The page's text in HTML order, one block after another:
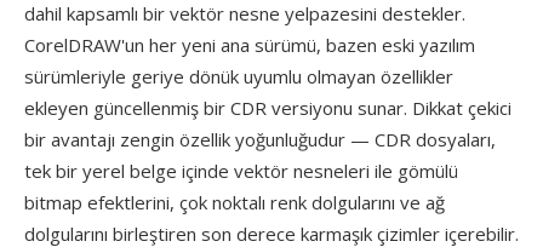
dahil kapsamlı bir vektör nesne yelpazesini destekler.
CorelDRAW'un her yeni ana sürümü, bazen eski yazılım
sürümleriyle geriye dönük uyumlu olmayan özellikler
ekleyen güncellenmiş bir CDR versiyonu sunar. Dikkat çekici
bir avantajı zengin özellik yoğunluğudur — CDR dosyaları,
tek bir yerel belge içinde vektör nesneleri ile gömülü
bitmap efektlerini, çok noktalı renk dolgularını ve ağ
dolgularını birleştiren son derece karmaşık çizimler içerebilir.